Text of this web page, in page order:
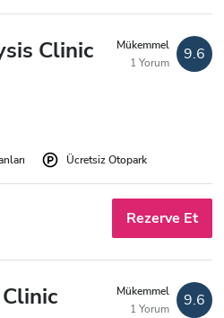
Clinic
Mükemmel
1 Yorum
9.6
Ücretsiz Otopark
Rezerve Et
Mükemmel
1 Yorum
9.6